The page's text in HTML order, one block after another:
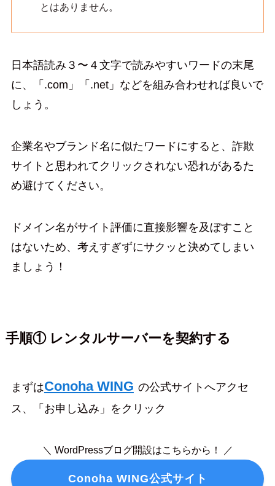
とはありません。
日本語読み３〜４文字で読みやすいワードの末尾
に、「.com」「.net」などを組み合わせれば良いで
しょう。
企業名やブランド名に似たワードにすると、詐欺
サイトと思われてクリックされない恐れがあるた
め避けてください。
ドメイン名がサイト評価に直接影響を及ぼすこと
はないため、考えすぎずにサクッと決めてしまい
ましょう！
手順① レンタルサーバーを契約する
まずはConoha WING の公式サイトへアクセ
ス、「お申し込み」をクリック
＼ WordPressブログ開設はこちらから！ ／
Conoha WING公式サイト